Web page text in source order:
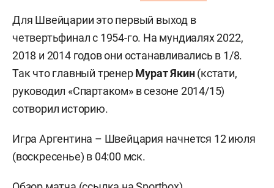
Для Швейцарии это первый выход в
четвертьфинал с 1954-го. На мундиалях 2022,
2018 и 2014 годов они останавливались в 1/8.
Так что главный тренерМурат Якин(кстати,
руководил «Спартаком» в сезоне 2014/15)
сотворил историю.
Игра Аргентина – Швейцария начнется 12 июля
(воскресенье) в 04:00 мск.